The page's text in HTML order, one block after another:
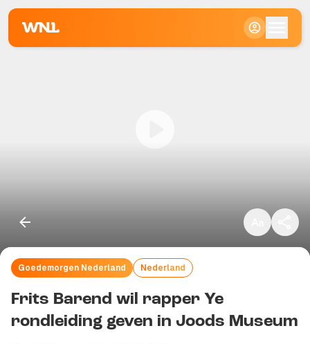
Goedemorgen Nederland Nederland
Frits Barend wil rapper Ye
rondleiding geven in Joods Museum